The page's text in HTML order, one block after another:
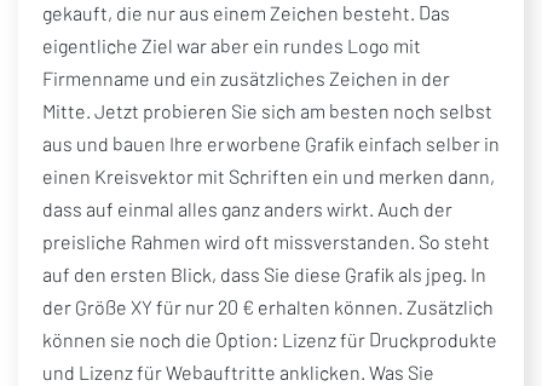
gekauft, die nur aus einem Zeichen besteht. Das
eigentliche Ziel war aber ein rundes Logo mit
Firmenname und ein zusätzliches Zeichen in der
Mitte. Jetzt probieren Sie sich am besten noch selbst
aus und bauen Ihre erworbene Grafik einfach selber in
einen Kreisvektor mit Schriften ein und merken dann,
dass auf einmal alles ganz anders wirkt. Auch der
preisliche Rahmen wird oft missverstanden. So steht
auf den ersten Blick, dass Sie diese Grafik als jpeg. In
der Größe XY für nur 20 € erhalten können. Zusätzlich
können sie noch die Option: Lizenz für Druckprodukte
und Lizenz für Webauftritte anklicken. Was Sie